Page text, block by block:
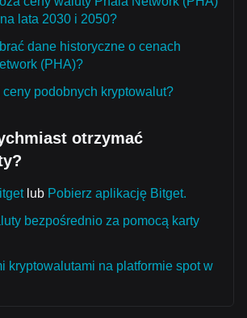
lata 2030 i 2050?
dane historyczne o cenach
(PHA)?
podobnych kryptowalut?
otrzymać
lub Pobierz aplikację Bitget.
bezpośrednio za pomocą karty
kryptowalutami na platformie spot w